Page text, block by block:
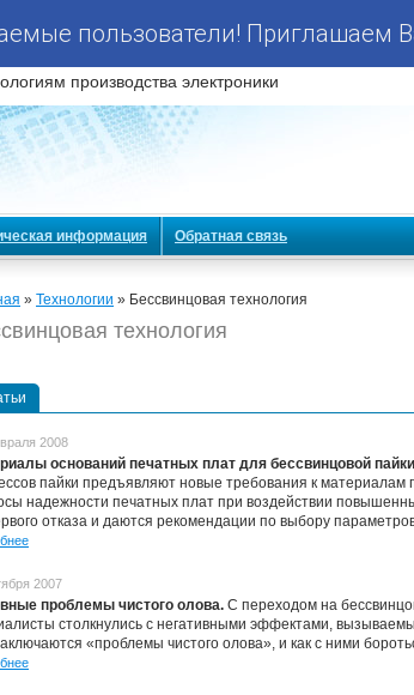
пользователи! Приглашаем
производства электроники
информация Обратная связь
» Технологии » Бессвинцовая технология
технология
2008
оснований печатных плат для бессвинцовой
пайки предъявляют новые требования к
надежности печатных плат при воздействии
отказа и даются рекомендации по выбору
2007
проблемы чистого олова. С переходом на
столкнулись с негативными эффектами,
«проблемы чистого олова», и как с ними